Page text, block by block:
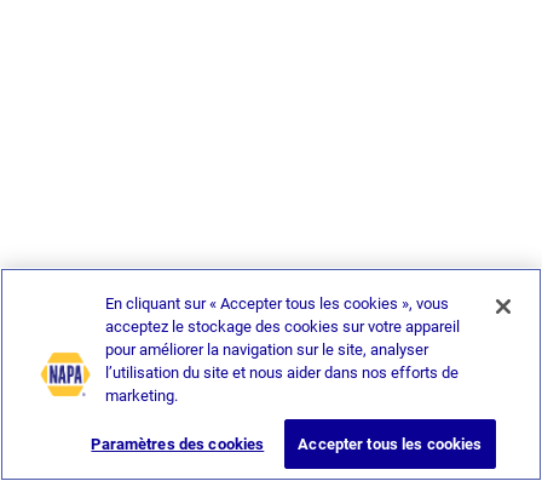
En cliquant sur « Accepter tous les cookies », vous
acceptez le stockage des cookies sur votre appareil
pour améliorer la navigation sur le site, analyser
l’utilisation du site et nous aider dans nos efforts de
marketing.
Paramètres des cookies Accepter tous les cookies